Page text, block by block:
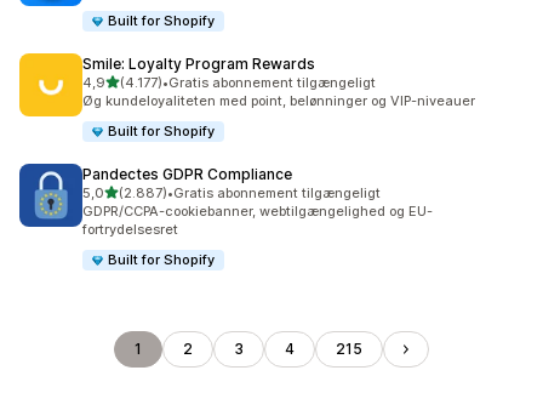
Built for Shopify
Smile: Loyalty Program Rewards
4,9ud af 5 stjerner
(4.177)
4177 anmeldelser i alt
•Gratis abonnement tilgængeligt
Øg kundeloyaliteten med point, belønninger og VIP-niveauer
Built for Shopify
Pandectes GDPR Compliance
5,0ud af 5 stjerner
(2.887)
2887 anmeldelser i alt
•Gratis abonnement tilgængeligt
GDPR/CCPA-cookiebanner, webtilgængelighed og EU-
fortrydelsesret
Built for Shopify
1 2 3 4 215